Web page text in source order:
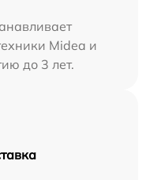
Midea и
до 3 лет.